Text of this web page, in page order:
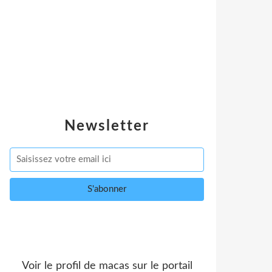
Newsletter
Voir le profil de macas sur le portail